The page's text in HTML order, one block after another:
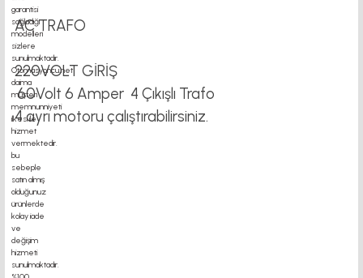
AC TRAFO
220VOLT GİRİŞ
60Volt 6 Amper 4 Çıkışlı Trafo
4 ayrı motoru çalıştırabilirsiniz.
motor kaplin fiyatları, sigma profil, 3d yazıcı, kremayer dişli, 45x45 sigma profil,
delta haberleşme kablosu, delta plc fiyat, konveyör bant, kramiyer dişli, mantar
stop, otomatik yağlama sistemleri, rulolu konveyör fiyatları, 12v 50a güç kaynağı,
2kw servo motor, 20x20 sigma profil, 20x20 sigma profil somunu, 22 5 180 sigma
alüminyum, 30*30 profil, 3d printer elektronik kit, 3d printer kit, 3d yazıcı fiyat,
40mm indüksiyonlu mil fiyatı, 40x80 sigma profil, 45x45 sigma profil fiyat, 45x90
sigma profil, 45 kw inverter, 5kw inverter fiyatları, 50 link flans, 685 zz, 7kw
inverter fiyatları, ahşap açılı delik açma aparatı, alüminyum ray profilleri,